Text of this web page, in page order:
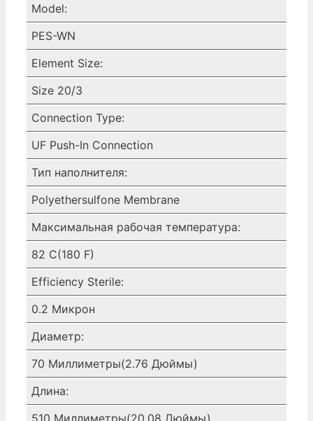
Model:
PES-WN
Element Size:
Size 20/3
Connection Type:
UF Push-In Connection
Тип наполнителя:
Polyethersulfone Membrane
Максимальная рабочая температура:
82 C(180 F)
Efficiency Sterile:
0.2 Микрон
Диаметр:
70 Миллиметры(2.76 Дюймы)
Длина:
510 Миллиметры(20.08 Дюймы)